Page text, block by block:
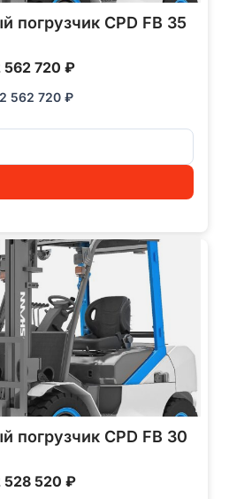
погрузчик CPD FB 35
562 720 ₽
2 562 720 ₽
погрузчик CPD FB 30
528 520 ₽